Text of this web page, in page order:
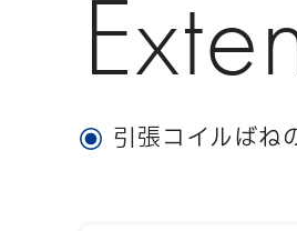
引張コイルばね